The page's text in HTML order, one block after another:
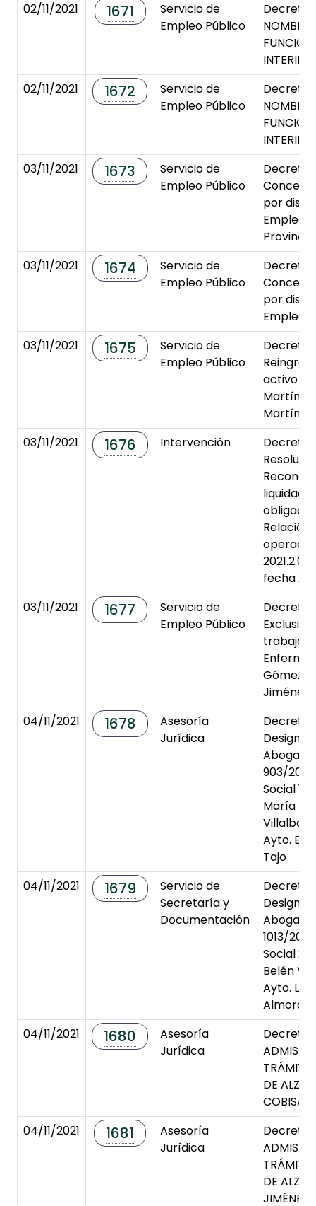
02/11/2021
1671
Servicio de
Empleo Público
Decreto
02/11/2021
1672
Servicio de
Empleo Público
Decreto
03/11/2021
1673
Servicio de
Empleo Público
Decreto
por
03/11/2021
1674
Servicio de
Empleo Público
Decreto
por
03/11/2021
1675
Servicio de
Empleo Público
Decreto
activo D.
Martín-
Martín.
03/11/2021
1676 Intervención
Decreto
Relación
fecha
03/11/2021
1677
Servicio de
Empleo Público
Decreto
trabajo
Gómez
Jiménez.
04/11/2021
1678
Asesoría
Jurídica
Decreto
Abogado
903/
Social 1
María
Villalba
Ayto. El
Tajo
04/11/2021
1679
Servicio de
Secretaría y
Documentación
Decreto
Abogado
1013/
Social 2
Belén
Ayto. La
04/11/2021
1680
Asesoría
Jurídica
Decreto
TRÁMITE
DE
COBISA
04/11/2021
1681
Asesoría
Jurídica
Decreto
TRÁMITE
DE
JIMÉNEZ